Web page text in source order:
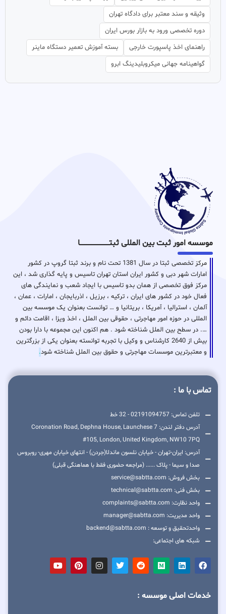
وثیقه و سند معتبر برای دادگاه تهران
دوره تخصصی ورود به بازار بورس ایران
راهنمای اخذ پاسپورت خارجی
بسته آموزش تعمیر دستگاه ماینر
گواهینامه جهانی میکروبلیدینگ ابرو
موسسه امور ثبت بین المللی ثبتـــــــــــــــــــــــــــــا
مرکز تخصصی ثبتا در سال 1381 تحت نام و برند ثبتا گروپ در کشور
امارات شهر دبی و کشور ایران استان تهران تاسیس و پایه گذاری شد ، این
مرکز فوق تخصصی از همان بدو تاسیس با ایجاد شعب و نمایندگی های
فعال خود در کشور های ایران ، ترکیه ، برزیل ، اذربایجان ، امارات ، عمان ،
آلمان ، استرالیا ، آمریکا ، بریتانیا و … توانست بعنوان یک موسسه بین
المللی در حوزه امور مهاجرتی ، حقوقی بین الملل ، اخذ ویزا ، اقامت دائم و
…. در سطح بین الملل شناخته شود . هم اکنون این مجموعه با دارا بودن
بیش از 2640 کارشناس و وکیل با تجربه توانسته بعنوان یکی از بزرگترین
و معتبرترین موسسات مهاجرتی و حقوق بین الملل شناخته شود.
تماس با ما :
تلفن تماس: 02191094757 - 32 خط
آدرس دفتر لندن: 7 Coronation Road, Dephna House, Launchese
#105, London, United Kingdom, NW10 7PQ
آدرس: ایران-تهران - خیابان نلسون ماندلا(جردن) - انتهای خیابان مهری- روبروس
صدا و سیما - پلاک ...... (مراجعه حضوری فقط با هماهنگی قبلی)
بخش فروش: service@sabtta.com
بخش فنی: technical@sabtta.com
واحد نظارت: complaints@sabtta.com
واحد مدیریت: manager@sabtta.com
واحدتحقیق و توسعه : backend@sabtta.com
شبکه های اجتماعی:
خدمات اصلی موسسه :